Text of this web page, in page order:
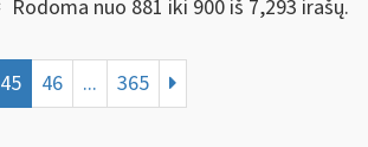
Rodoma nuo 881 iki 900 iš 7,293 irašų.
45 46 ... 365